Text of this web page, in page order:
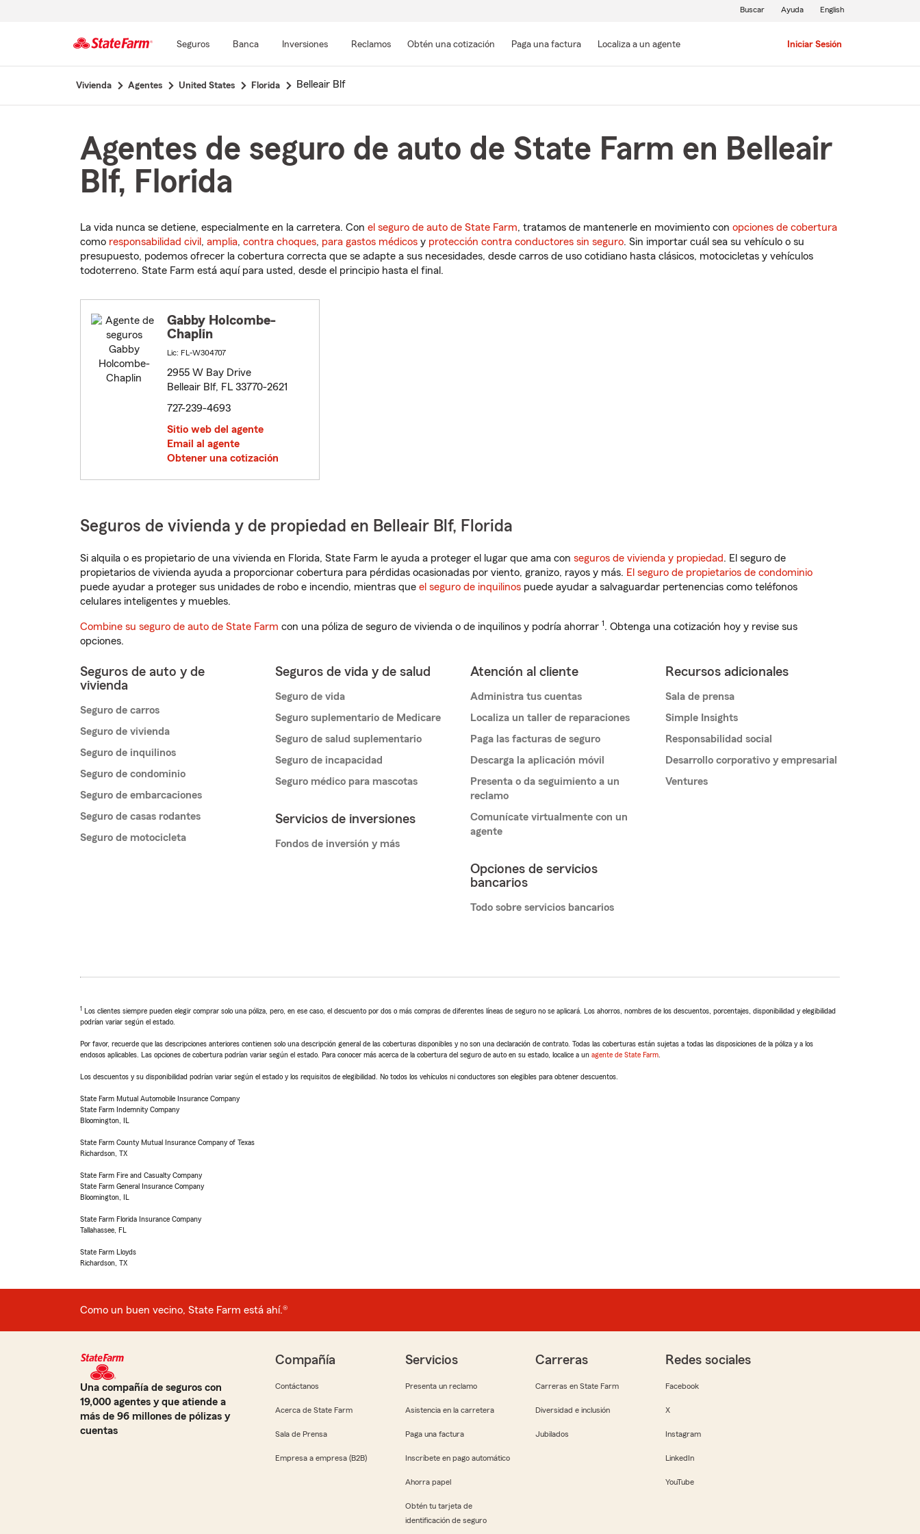
contenido
Seguros Banca Inversiones Reclamos Obtén una cotización Paga una factura Localiza a un agente Iniciar Sesión
Buscar Ayuda English
Vivienda Agentes United States Florida Belleair Blf
Agentes de seguro de auto de State Farm en Belleair
Blf, Florida
La vida nunca se detiene, especialmente en la carretera. Con el seguro de auto de State Farm, tratamos de mantenerle en movimiento con opciones de cobertura
como responsabilidad civil , amplia, contra choques, para gastos médicos y protección contra conductores sin seguro. Sin importar cuál sea su vehículo o su
presupuesto, podemos ofrecer la cobertura correcta que se adapte a sus necesidades, desde carros de uso cotidiano hasta clásicos, motocicletas y vehículos
todoterreno. State Farm está aquí para usted, desde el principio hasta el final.
Gabby Holcombe-
Chaplin
Lic: FL-W304707
2955 W Bay Drive
Belleair Blf, FL 33770-2621
727-239-4693
Sitio web del agente
Email al agente
Obtener una cotización
Seguros de vivienda y de propiedad en Belleair Blf, Florida
Si alquila o es propietario de una vivienda en Florida, State Farm le ayuda a proteger el lugar que ama con seguros de vivienda y propiedad. El seguro de
propietarios de vivienda ayuda a proporcionar cobertura para pérdidas ocasionadas por viento, granizo, rayos y más. El seguro de propietarios de condominio
puede ayudar a proteger sus unidades de robo e incendio, mientras que el seguro de inquilinos puede ayudar a salvaguardar pertenencias como teléfonos
celulares inteligentes y muebles.
Combine su seguro de auto de State Farm con una póliza de seguro de vivienda o de inquilinos y podría ahorrar 1. Obtenga una cotización hoy y revise sus
opciones.
Seguros de auto y de
vivienda
Seguro de carros
Seguro de vivienda
Seguro de inquilinos
Seguro de condominio
Seguro de embarcaciones
Seguro de casas rodantes
Seguro de motocicleta
Seguros de vida y de salud
Seguro de vida
Seguro suplementario de Medicare
Seguro de salud suplementario
Seguro de incapacidad
Seguro médico para mascotas
Servicios de inversiones
Fondos de inversión y más
Atención al cliente
Administra tus cuentas
Localiza un taller de reparaciones
Paga las facturas de seguro
Descarga la aplicación móvil
Presenta o da seguimiento a un
reclamo
Comunícate virtualmente con un
agente
Opciones de servicios
bancarios
Todo sobre servicios bancarios
Recursos adicionales
Sala de prensa
Simple Insights
Responsabilidad social
Desarrollo corporativo y empresarial
Ventures
1 Los clientes siempre pueden elegir comprar solo una póliza, pero, en ese caso, el descuento por dos o más compras de diferentes líneas de seguro no se aplicará. Los ahorros, nombres de los descuentos, porcentajes, disponibilidad y elegibilidad
podrían variar según el estado.
Por favor, recuerde que las descripciones anteriores contienen solo una descripción general de las coberturas disponibles y no son una declaración de contrato. Todas las coberturas están sujetas a todas las disposiciones de la póliza y a los
endosos aplicables. Las opciones de cobertura podrían variar según el estado. Para conocer más acerca de la cobertura del seguro de auto en su estado, localice a un agente de State Farm
Los descuentos y su disponibilidad podrían variar según el estado y los requisitos de elegibilidad. No todos los vehículos ni conductores son elegibles para obtener descuentos.
State Farm Mutual Automobile Insurance Company
State Farm Indemnity Company
Bloomington, IL
State Farm County Mutual Insurance Company of Texas
Richardson, TX
State Farm Fire and Casualty Company
State Farm General Insurance Company
Bloomington, IL
State Farm Florida Insurance Company
Tallahassee, FL
State Farm Lloyds
Richardson, TX
Como un buen vecino, State Farm está ahí.®
Una compañía de seguros con
19,000 agentes y que atiende a
más de 96 millones de pólizas y
cuentas
Compañía
Contáctanos
Acerca de State Farm
Sala de Prensa
Empresa a empresa (B2B)
Servicios
Presenta un reclamo
Asistencia en la carretera
Paga una factura
Inscríbete en pago automático
Ahorra papel
Obtén tu tarjeta de
identificación de seguro
Carreras
Carreras en State Farm
Diversidad e inclusión
Jubilados
Redes sociales
Facebook
X
Instagram
LinkedIn
YouTube